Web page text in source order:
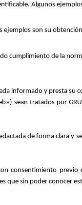
Algunos
ejemplos son su
cumplimiento de la
informado y presta
sean tratados por
de forma clara
consentimiento
que sin poder conocer